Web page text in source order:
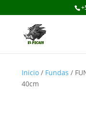
Inicio/ Fundas /
40cm